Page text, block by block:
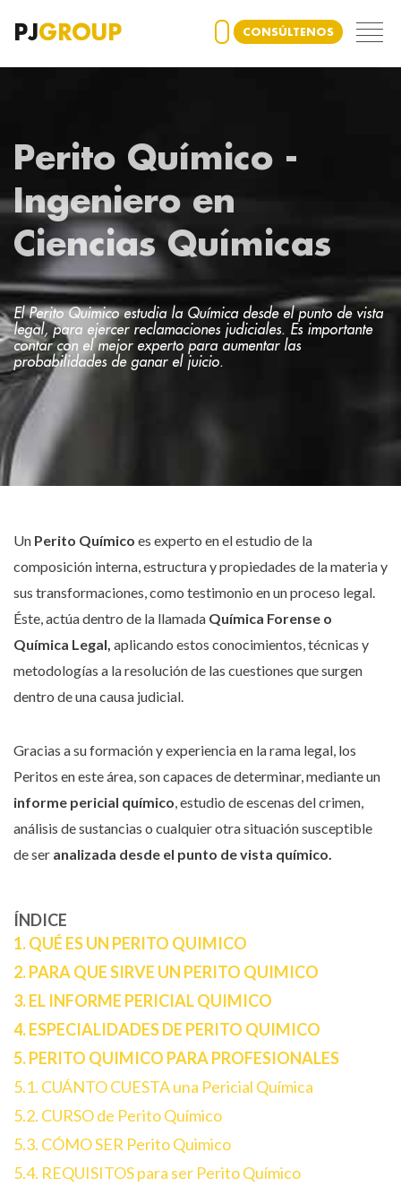
PJGROUP CONSÚLTENOS
Perito Químico -
Ingeniero en
Ciencias Químicas
El Perito Quimico estudia la Química desde el punto de vista
legal, para ejercer reclamaciones judiciales. Es importante
contar con el mejor experto para aumentar las
probabilidades de ganar el juicio.
Un Perito Químico es experto en el estudio de la
composición interna, estructura y propiedades de la materia y
sus transformaciones, como testimonio en un proceso legal.
Éste, actúa dentro de la llamada Química Forense o
Química Legal, aplicando estos conocimientos, técnicas y
metodologías a la resolución de las cuestiones que surgen
dentro de una causa judicial.
Gracias a su formación y experiencia en la rama legal, los
Peritos en este área, son capaces de determinar, mediante un
informe pericial químico, estudio de escenas del crimen,
análisis de sustancias o cualquier otra situación susceptible
de ser analizada desde el punto de vista químico.
ÍNDICE
1. QUÉ ES UN PERITO QUIMICO
2. PARA QUE SIRVE UN PERITO QUIMICO
3. EL INFORME PERICIAL QUIMICO
4. ESPECIALIDADES DE PERITO QUIMICO
5. PERITO QUIMICO PARA PROFESIONALES
5.1. CUÁNTO CUESTA una Pericial Química
5.2. CURSO de Perito Químico
5.3. CÓMO SER Perito Quimico
5.4. REQUISITOS para ser Perito Químico